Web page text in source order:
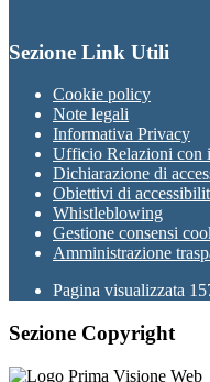
Sezione Link Utili
Cookie policy
Note legali
Informativa Privacy
Ufficio Relazioni con
Dichiarazione di
Obiettivi di
Whistleblowing
Gestione consensi
Amministrazione
Pagina visualizzata
Sezione Copyright